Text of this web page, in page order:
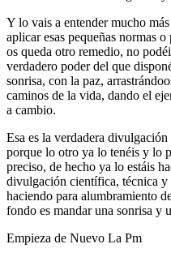
Y lo vais a entender mucho
aplicar esas pequeñas normas
os queda otro remedio, no
verdadero poder del que
sonrisa, con la paz,
caminos de la vida, dando el
a cambio.
Esa es la verdadera
porque lo otro ya lo tenéis y lo
preciso, de hecho ya lo estáis
divulgación científica, técnica y
haciendo para alumbramiento
fondo es mandar una sonrisa y
Empieza de Nuevo La Pm